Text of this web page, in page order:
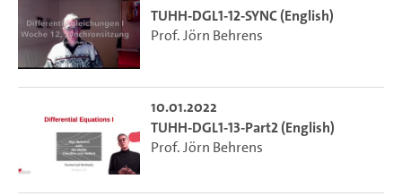
TUHH-DGL1-12-SYNC (English)
Prof. Jörn Behrens
10.01.2022
TUHH-DGL1-13-Part2 (English)
Prof. Jörn Behrens